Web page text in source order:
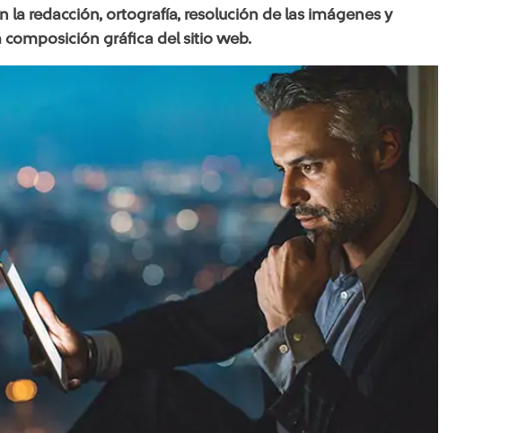
la redacción, ortografía, resolución de las imágenes y
gráfica del sitio web.